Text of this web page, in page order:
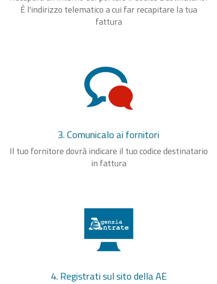
È l'indirizzo telematico a cui far recapitare la tua
fattura
3. Comunicalo ai fornitori
Il tuo fornitore dovrà indicare il tuo codice destinatario
in fattura
4. Registrati sul sito della AE